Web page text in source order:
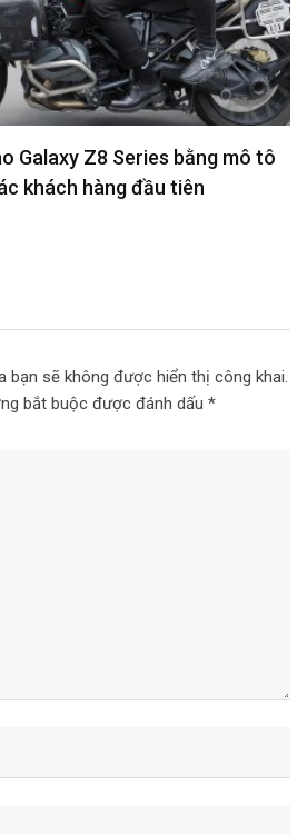
Galaxy Z8 Series bằng mô tô
khách hàng đầu tiên
bạn sẽ không được hiển thị công khai.
bắt buộc được đánh dấu *